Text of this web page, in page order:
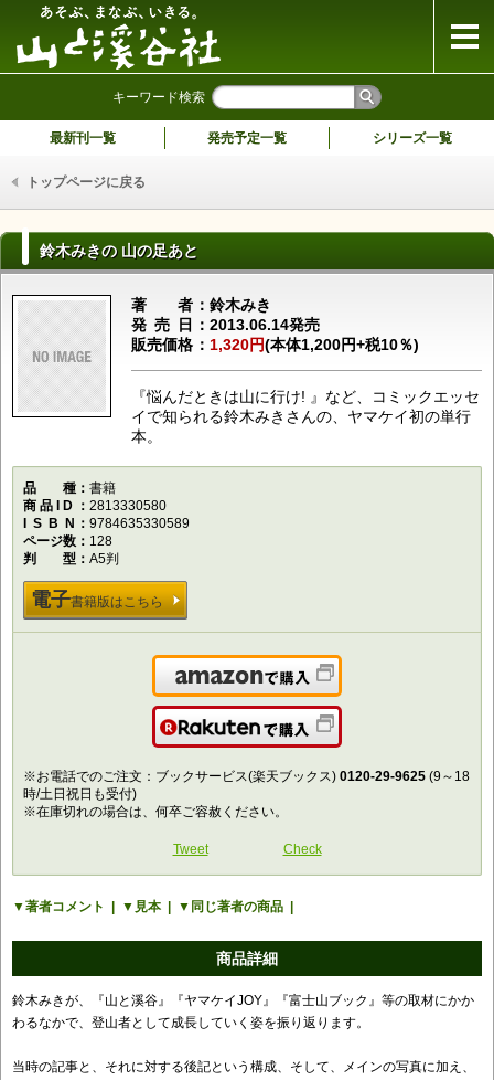
キーワード検索
最新刊一覧 発売予定一覧 シリーズ一覧
トップページに戻る
鈴木みきの 山の足あと
著者鈴木みき
発売日 2013.06.14発売
販売価格
1,320円(本体1,200円+税10％)
『悩んだときは山に行け! 』など、コミックエッセ
イで知られる鈴木みきさんの、ヤマケイ初の単行
本。
品種書籍
商品ID
2813330580
ISBN
9784635330589
ページ数
128
判型A5判
電子書籍版はこちら
Amazonで購入
楽天で購入
※お電話でのご注文：ブックサービス(楽天ブックス) 0120-29-9625 (9～18
時/土日祝日も受付)
※在庫切れの場合は、何卒ご容赦ください。
Tweet Check
著者コメント 見本 同じ著者の商品
商品詳細
鈴木みきが、『山と溪谷』『ヤマケイJOY』『富士山ブック』等の取材にかか
わるなかで、登山者として成長していく姿を振り返ります。
当時の記事と、それに対する後記という構成、そして、メインの写真に加え、